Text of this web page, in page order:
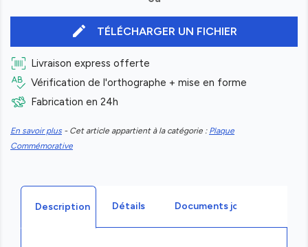
edit TÉLÉCHARGER UN FICHIER
Livraison express offerte
Vérification de l'orthographe + mise en forme
Fabrication en 24h
En savoir plus - Cet article appartient à la catégorie : Plaque
Commémorative
Description Détails Documents joints